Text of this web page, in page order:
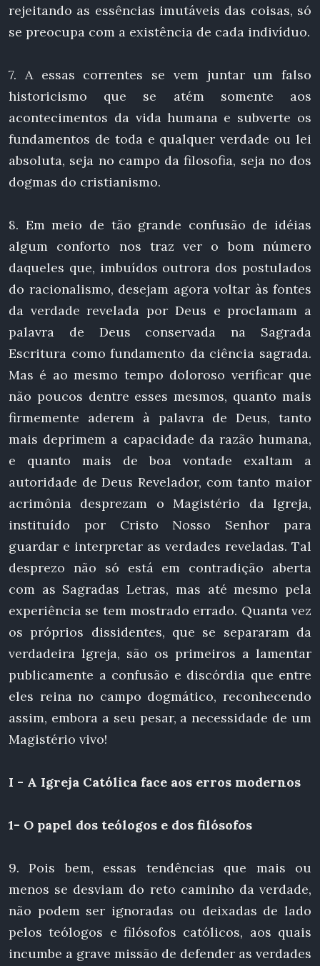
rejeitando as essências imutáveis das coisas, só
se preocupa com a existência de cada indivíduo.
7. A essas correntes se vem juntar um falso
historicismo que se atém somente aos
acontecimentos da vida humana e subverte os
fundamentos de toda e qualquer verdade ou lei
absoluta, seja no campo da filosofia, seja no dos
dogmas do cristianismo.
8. Em meio de tão grande confusão de idéias
algum conforto nos traz ver o bom número
daqueles que, imbuídos outrora dos postulados
do racionalismo, desejam agora voltar às fontes
da verdade revelada por Deus e proclamam a
palavra de Deus conservada na Sagrada
Escritura como fundamento da ciência sagrada.
Mas é ao mesmo tempo doloroso verificar que
não poucos dentre esses mesmos, quanto mais
firmemente aderem à palavra de Deus, tanto
mais deprimem a capacidade da razão humana,
e quanto mais de boa vontade exaltam a
autoridade de Deus Revelador, com tanto maior
acrimônia desprezam o Magistério da Igreja,
instituído por Cristo Nosso Senhor para
guardar e interpretar as verdades reveladas. Tal
desprezo não só está em contradição aberta
com as Sagradas Letras, mas até mesmo pela
experiência se tem mostrado errado. Quanta vez
os próprios dissidentes, que se separaram da
verdadeira Igreja, são os primeiros a lamentar
publicamente a confusão e discórdia que entre
eles reina no campo dogmático, reconhecendo
assim, embora a seu pesar, a necessidade de um
Magistério vivo!
I - A Igreja Católica face aos erros modernos
1- O papel dos teólogos e dos filósofos
9. Pois bem, essas tendências que mais ou
menos se desviam do reto caminho da verdade,
não podem ser ignoradas ou deixadas de lado
pelos teólogos e filósofos católicos, aos quais
incumbe a grave missão de defender as verdades